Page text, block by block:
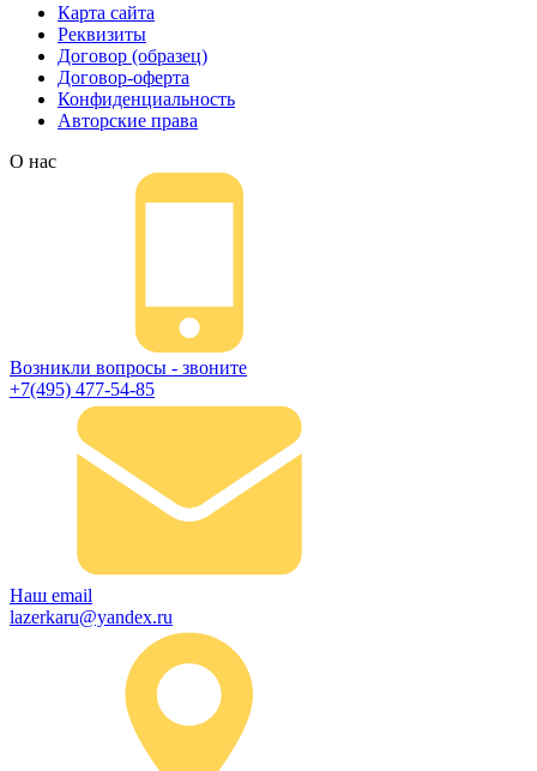
Карта сайта
Реквизиты
Договор (образец)
Договор-оферта
Конфиденциальность
Авторские права
О нас
Возникли вопросы - звоните
+7(495) 477-54-85
Наш email
lazerkaru@yandex.ru